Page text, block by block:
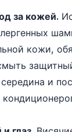
за кожей.
кожи,
и